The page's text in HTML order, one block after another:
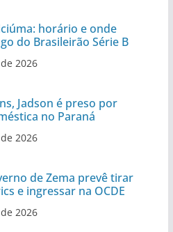
horário e onde
do Brasileirão Série B
2026
Jadson é preso por
no Paraná
2026
de Zema prevê tirar
e ingressar na OCDE
2026